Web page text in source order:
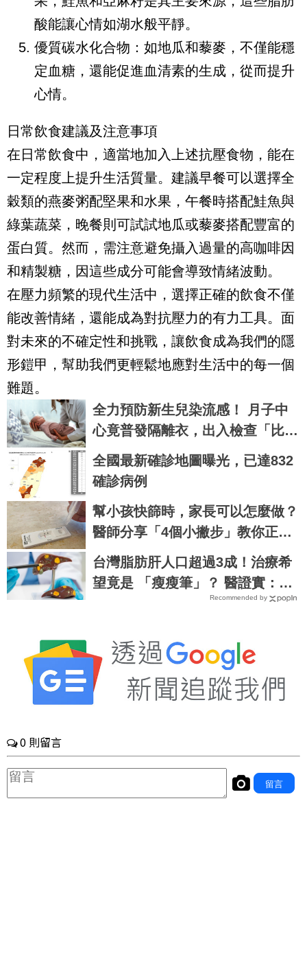
酸能讓心情如湖水般平靜。
優質碳水化合物：如地瓜和藜麥，不僅能穩
定血糖，還能促進血清素的生成，從而提升
心情。
日常飲食建議及注意事項
在日常飲食中，適當地加入上述抗壓食物，能在
一定程度上提升生活質量。建議早餐可以選擇全
穀類的燕麥粥配堅果和水果，午餐時搭配鮭魚與
綠葉蔬菜，晚餐則可試試地瓜或藜麥搭配豐富的
蛋白質。然而，需注意避免攝入過量的高咖啡因
和精製糖，因這些成分可能會導致情緒波動。
在壓力頻繁的現代生活中，選擇正確的飲食不僅
能改善情緒，還能成為對抗壓力的有力工具。面
對未來的不確定性和挑戰，讓飲食成為我們的隱
形鎧甲，幫助我們更輕鬆地應對生活中的每一個
難題。
全力預防新生兒染流感！ 月子中
心竟普發隔離衣，出入檢查「比新
冠時期更嚴格」
全國最新確診地圖曝光，已達832
確診病例
幫小孩快篩時，家長可以怎麼做？
醫師分享「4個小撇步」教你正確
使用快篩
台灣脂肪肝人口超過3成！治療希
望竟是 「瘦瘦筆」？ 醫證實：有
Recommended by